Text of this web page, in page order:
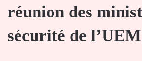
réunion des
sécurité de